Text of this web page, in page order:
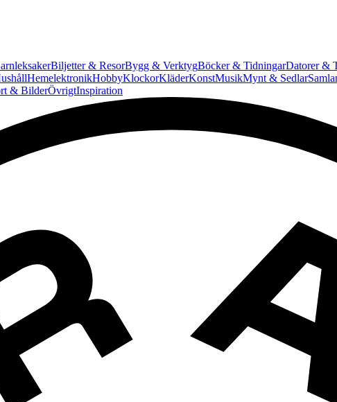
Biljetter & ResorBygg & VerktygBöcker & TidningarDatorer &
HemelektronikHobbyKlockorKläderKonstMusikMynt & Sedlar
& BilderÖvrigtInspiration